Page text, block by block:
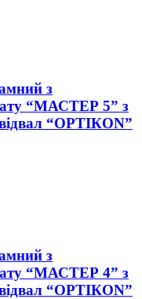
з
“МАСТЕР 5” з
“ОРТІКОN”
з
“МАСТЕР 4” з
“ОРТІКОN”